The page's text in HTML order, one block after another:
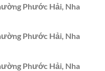
Phước Hải, Nha
Phước Hải, Nha
Phước Hải, Nha